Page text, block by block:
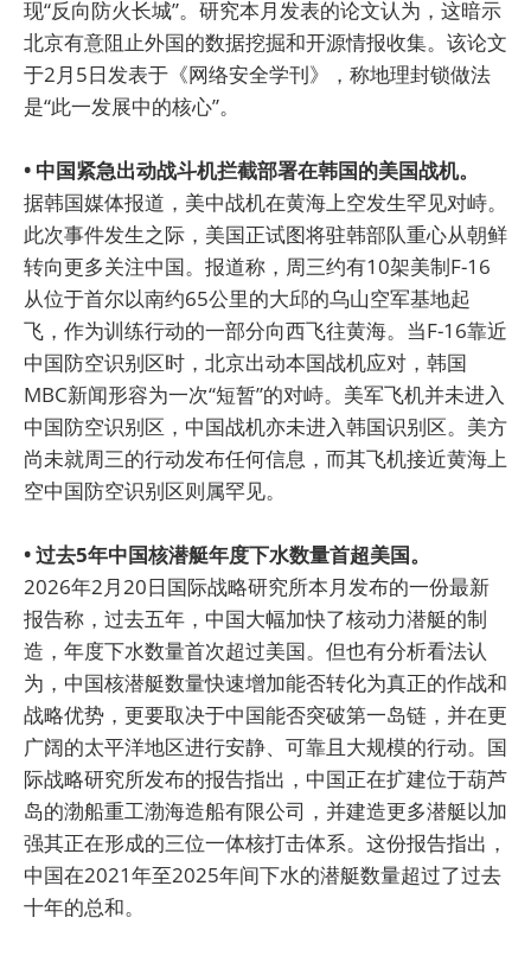
现“反向防火长城”。研究本月发表的论文认为，这暗示
北京有意阻止外国的数据挖掘和开源情报收集。该论文
于2月5日发表于《网络安全学刊》，称地理封锁做法
是“此一发展中的核心”。
• 中国紧急出动战斗机拦截部署在韩国的美国战机。
据韩国媒体报道，美中战机在黄海上空发生罕见对峙。
此次事件发生之际，美国正试图将驻韩部队重心从朝鲜
转向更多关注中国。报道称，周三约有10架美制F-16
从位于首尔以南约65公里的大邱的乌山空军基地起
飞，作为训练行动的一部分向西飞往黄海。当F-16靠近
中国防空识别区时，北京出动本国战机应对，韩国
MBC新闻形容为一次“短暂”的对峙。美军飞机并未进入
中国防空识别区，中国战机亦未进入韩国识别区。美方
尚未就周三的行动发布任何信息，而其飞机接近黄海上
空中国防空识别区则属罕见。
• 过去5年中国核潜艇年度下水数量首超美国。
2026年2月20日国际战略研究所本月发布的一份最新
报告称，过去五年，中国大幅加快了核动力潜艇的制
造，年度下水数量首次超过美国。但也有分析看法认
为，中国核潜艇数量快速增加能否转化为真正的作战和
战略优势，更要取决于中国能否突破第一岛链，并在更
广阔的太平洋地区进行安静、可靠且大规模的行动。国
际战略研究所发布的报告指出，中国正在扩建位于葫芦
岛的渤船重工渤海造船有限公司，并建造更多潜艇以加
强其正在形成的三位一体核打击体系。这份报告指出，
中国在2021年至2025年间下水的潜艇数量超过了过去
十年的总和。